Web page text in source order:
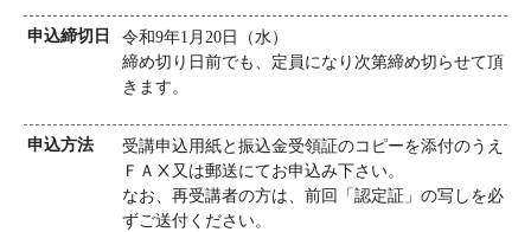
申込締切日
令和9年1月20日（水）
締め切り日前でも、定員になり次第締め切らせて頂
きます。
申込方法
受講申込用紙と振込金受領証のコピーを添付のうえ
ＦＡⅩ又は郵送にてお申込み下さい。
なお、再受講者の方は、前回「認定証」の写しを必
ずご送付ください。